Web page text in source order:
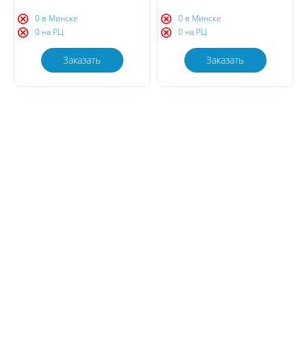
0 в Минске
0 на РЦ
Заказать
0 в Минске
0 на РЦ
Заказать